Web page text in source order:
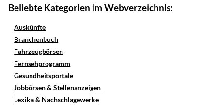
Beliebte Kategorien im Webverzeichnis:
Auskünfte
Branchenbuch
Fahrzeugbörsen
Fernsehprogramm
Gesundheitsportale
Jobbörsen & Stellenanzeigen
Lexika & Nachschlagewerke